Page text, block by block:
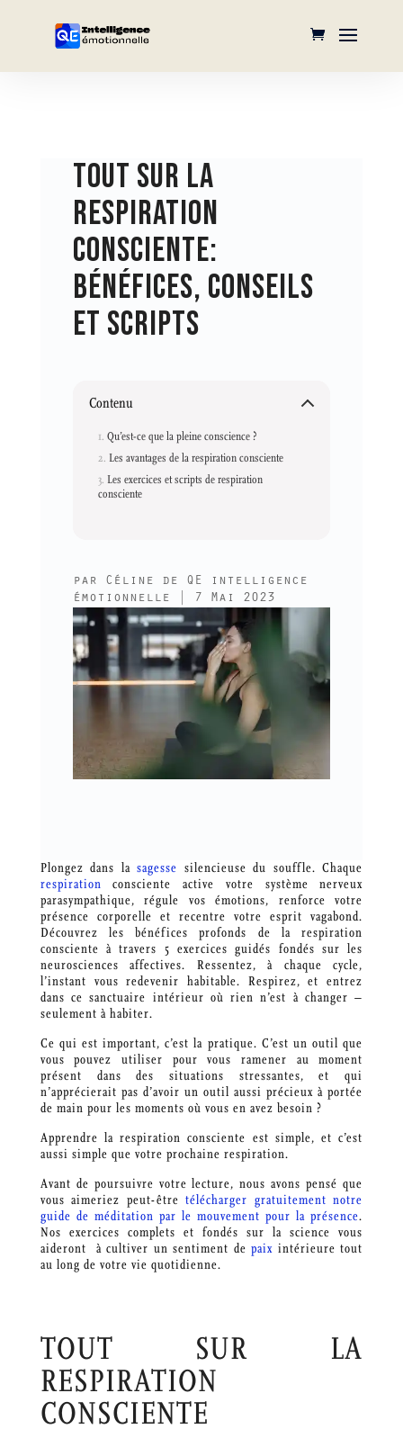
TOUT SUR LA
RESPIRATION
CONSCIENTE:
BÉNÉFICES, CONSEILS
ET SCRIPTS
Contenu
Qu’est-ce que la pleine conscience ?
Les avantages de la respiration consciente
Les exercices et scripts de respiration
consciente
par Céline de QE intelligence
émotionnelle
7 Mai 2023
Plongez dans lasagesse silencieuse du souffle. Chaque
respiration consciente active votre système nerveux
parasympathique, régule vos émotions, renforce votre
présence corporelle et recentre votre esprit vagabond.
Découvrez les bénéfices profonds de la respiration
consciente à travers 5 exercices guidés fondés sur les
neurosciences affectives. Ressentez, à chaque cycle,
l’instant vous redevenir habitable. Respirez, et entrez
dans ce sanctuaire intérieur où rien n’est à changer –
seulement à habiter.
Ce qui est important, c’est la pratique. C’est un outil que
vous pouvez utiliser pour vous ramener au moment
présent dans des situations stressantes, et qui
n’apprécierait pas d’avoir un outil aussi précieux à portée
de main pour les moments où vous en avez besoin ?
Apprendre la respiration consciente est simple, et c’est
aussi simple que votre prochaine respiration.
Avant de poursuivre votre lecture, nous avons pensé que
vous aimeriez peut-êtretélécharger gratuitement notre
guide de méditation par le mouvement pour la présence.
Nos exercices complets et fondés sur la science vous
aideront à cultiver un sentiment depaix intérieure tout
au long de votre vie quotidienne.
TOUT SUR LA
RESPIRATION
CONSCIENTE